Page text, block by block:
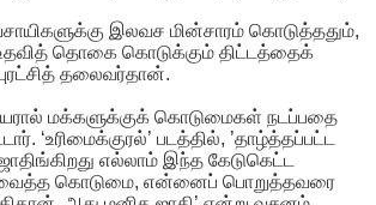
இலவச மின்சாரம் கொடுத்ததும்,
உதவித் தொகை கொடுக்கும் திட்டத்தைக்
தலைவர்தான்.
மக்களுக்குக் கொடுமைகள் நடப்பதை
‘உரிமைக்குரல்’ படத்தில், ’தாழ்த்தப்பட்ட
எல்லாம் இந்த கேடுகெட்ட
வைத்த கொடுமை, என்னைப் பொறுத்தவரை